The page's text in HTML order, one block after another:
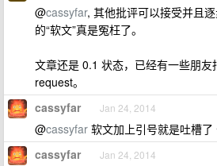
@cassyfar, 其他批评可以接受并且
的“软文”真是冤枉了。
文章还是 0.1 状态，已经有一些朋
request。
cassyfar Jan 24, 2014
@cassyfar 软文加上引号就是吐槽了
cassyfar Jan 24, 2014